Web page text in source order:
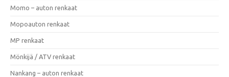
Momo – auton renkaat
Mopoauton renkaat
MP renkaat
Mönkijä / ATV renkaat
Nankang – auton renkaat